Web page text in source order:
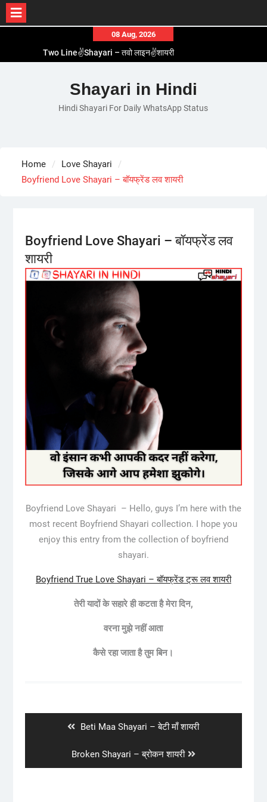
content
08 Aug, 2026
Two Line✌️Shayari – तवो लाइन✌️शायरी
Romantic Love😽Status – रोमांटिक लव😽स्टेटस
Love🥳Poetry In Hindi – लव🥳पोएट्री इन हिंदी
1 Line☝️Shayari In Hindi – १ लाइन☝️शायरी इन हिंदी
Shayari in Hindi
Hindi Shayari For Daily WhatsApp Status
Home
Love Shayari
Boyfriend Love Shayari – बॉयफ्रेंड लव शायरी
Boyfriend Love Shayari – बॉयफ्रेंड लव
शायरी
Boyfriend Love Shayari – Hello, guys I’m here with the
most recent Boyfriend Shayari collection. I hope you
enjoy this entry from the collection of boyfriend
shayari.
Boyfriend True Love Shayari – बॉयफ्रेंड ट्रू लव शायरी
तेरी यादों के सहारे ही कटता है मेरा दिन,
वरना मुझे नहीं आता
कैसे रहा जाता है तुम बिन।
Previous
Beti Maa Shayari – बेटी माँ शायरी
Next
post:
Broken Shayari – ब्रोकन शायरी